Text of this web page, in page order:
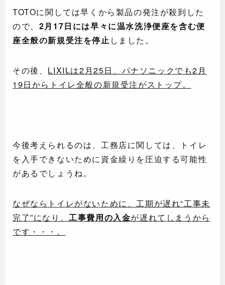
TOTOに関しては早くから製品の発注が殺到した
ので、 2月17日には早々に温水洗浄便座を含む便
座全般の新規受注を停止 しました。
その後、 LIXILは2月25日、パナソニックでも2月
19日からトイレ全般の新規受注がストップ。
今後考えられるのは、工務店に関しては、トイレ
を入手できないために資金繰りを圧迫する可能性
があるでしょうね。
なぜならトイレがないために、工期が遅れ“工事未
完了”になり、工事費用の入金が遅れてしまうから
です・・・。